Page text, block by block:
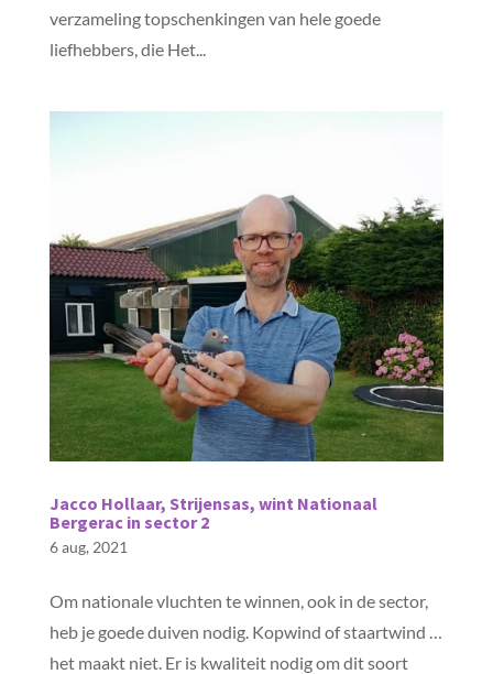
verzameling topschenkingen van hele goede
liefhebbers, die Het...
Jacco Hollaar, Strijensas, wint Nationaal
Bergerac in sector 2
6 aug, 2021
Om nationale vluchten te winnen, ook in de sector,
heb je goede duiven nodig. Kopwind of staartwind …
het maakt niet. Er is kwaliteit nodig om dit soort